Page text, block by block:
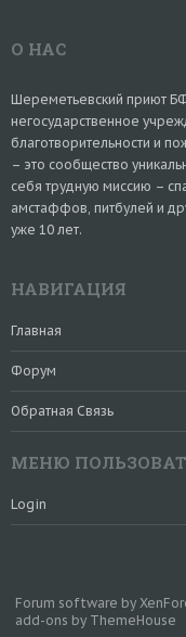
О НАС
Шереметьевский приют
негосударственное
благотворительности и
– это сообщество
себя трудную миссию –
амстаффов, питбулей и
уже 10 лет.
НАВИГАЦИЯ
Главная
Форум
Обратная Связь
МЕНЮ
Login
Forum software by
add-ons by ThemeHouse